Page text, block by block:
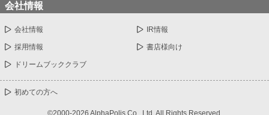
会社情報
会社情報 IR情報
採用情報 書店様向け
ドリームブッククラブ
初めての方へ
©2000-2026 AlphaPolis Co., Ltd. All Rights Reserved.